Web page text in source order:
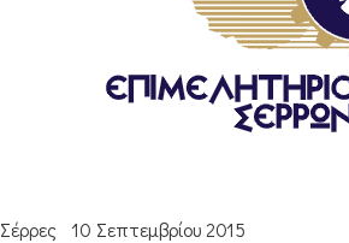
Σέρρες 10 Σεπτεμβρίου 2015